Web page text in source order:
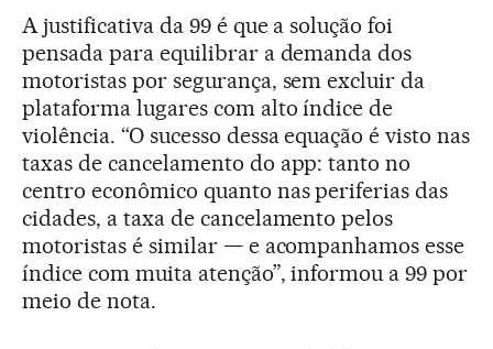
A justificativa da 99 é que a solução foi
pensada para equilibrar a demanda dos
motoristas por segurança, sem excluir da
plataforma lugares com alto índice de
violência. “O sucesso dessa equação é visto nas
taxas de cancelamento do app: tanto no
centro econômico quanto nas periferias das
cidades, a taxa de cancelamento pelos
motoristas é similar — e acompanhamos esse
índice com muita atenção”, informou a 99 por
meio de nota.